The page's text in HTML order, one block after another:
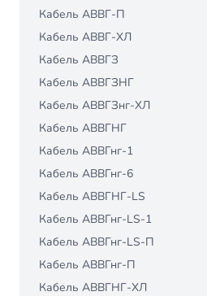
Кабель АВВГ-П
Кабель АВВГ-ХЛ
Кабель АВВГЗ
Кабель АВВГЗНГ
Кабель АВВГЗнг-ХЛ
Кабель АВВГНГ
Кабель АВВГнг-1
Кабель АВВГнг-6
Кабель АВВГНГ-LS
Кабель АВВГнг-LS-1
Кабель АВВГнг-LS-П
Кабель АВВГнг-П
Кабель АВВГНГ-ХЛ